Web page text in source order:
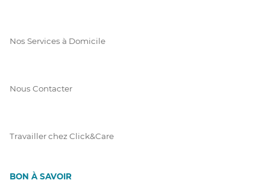
Nos Services à Domicile
Nous Contacter
Travailler chez Click&Care
BON À SAVOIR